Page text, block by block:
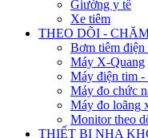
Giường y tế
Xe tiêm
THEO DÕI -
Bơm tiêm điện
Máy X-Quang
Máy điện tim -
Máy đo chức
Máy đo loãng
Monitor theo
THIẾT BỊ NHA